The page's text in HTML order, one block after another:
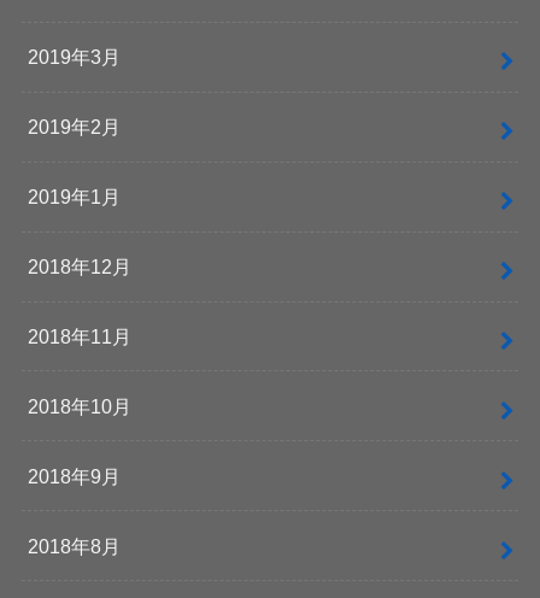
2019年3月
2019年2月
2019年1月
2018年12月
2018年11月
2018年10月
2018年9月
2018年8月